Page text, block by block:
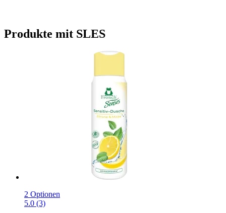
Produkte mit SLES
2 Optionen
5.0 (3)